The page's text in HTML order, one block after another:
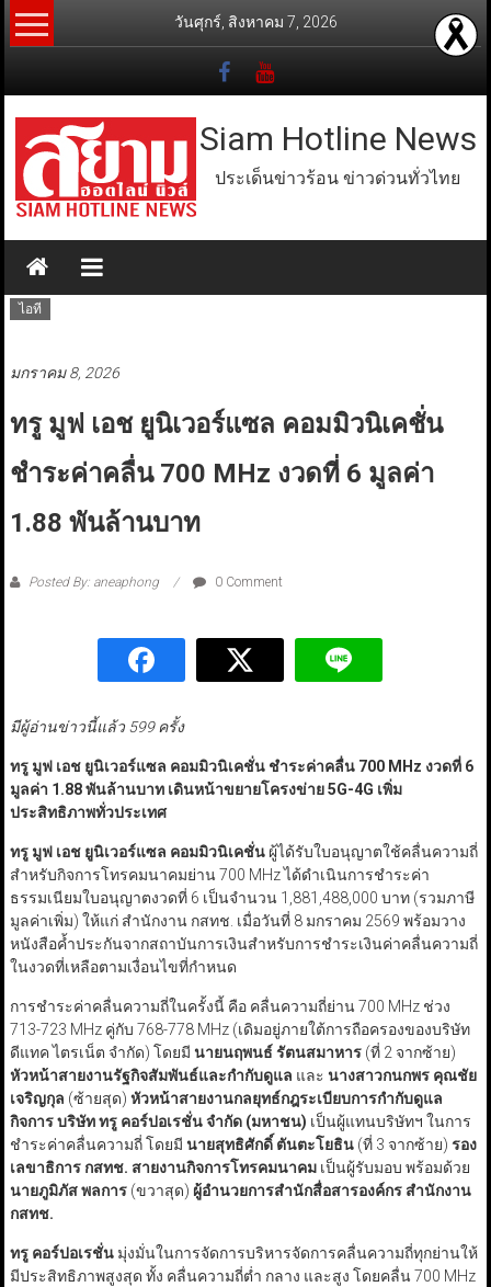
Skip
to
วันศุกร์, สิงหาคม 7, 2026
Siam Hotline News
ประเด็นข่าวร้อน ข่าวด่วนทั่วไทย
ไอที
มกราคม 8, 2026
ทรู มูฟ เอช ยูนิเวอร์แซล คอมมิวนิเคชั่น
ชำระค่าคลื่น 700 MHz งวดที่ 6 มูลค่า
1.88 พันล้านบาท
Posted By: aneaphong 0 Comment
มีผู้อ่านข่าวนี้แล้ว 599 ครั้ง
ทรู มูฟ เอช ยูนิเวอร์แซล คอมมิวนิเคชั่น ชำระค่าคลื่น 700 MHz งวดที่ 6
มูลค่า 1.88 พันล้านบาท เดินหน้าขยายโครงข่าย 5G-4G เพิ่ม
ประสิทธิภาพทั่วประเทศ
ทรู มูฟ เอช ยูนิเวอร์แซล คอมมิวนิเคชั่นผู้ได้รับใบอนุญาตใช้คลื่นความถี่
สำหรับกิจการโทรคมนาคมย่าน 700 MHz ได้ดำเนินการชำระค่า
ธรรมเนียมใบอนุญาตงวดที่ 6 เป็นจำนวน 1,881,488,000 บาท (รวมภาษี
มูลค่าเพิ่ม) ให้แก่ สำนักงาน กสทช. เมื่อวันที่ 8 มกราคม 2569 พร้อมวาง
หนังสือค้ำประกันจากสถาบันการเงินสำหรับการชำระเงินค่าคลื่นความถี่
ในงวดที่เหลือตามเงื่อนไขที่กำหนด
การชำระค่าคลื่นความถี่ในครั้งนี้ คือ คลื่นความถี่ย่าน 700 MHz ช่วง
713-723 MHz คู่กับ 768-778 MHz (เดิมอยู่ภายใต้การถือครองของบริษัท
ดีแทค ไตรเน็ต จำกัด) โดยมี นายนฤพนธ์ รัตนสมาหาร(ที่ 2 จากซ้าย)
หัวหน้าสายงานรัฐกิจสัมพันธ์และกำกับดูแล และ นางสาวกนกพร คุณชัย
เจริญกุล (ซ้ายสุด) หัวหน้าสายงานกลยุทธ์กฎระเบียบการกำกับดูแล
กิจการ บริษัท ทรู คอร์ปอเรชั่น จำกัด (มหาชน) เป็นผู้แทนบริษัทฯ ในการ
ชำระค่าคลื่นความถี่ โดยมี นายสุทธิศักดิ์ ตันตะโยธิน(ที่ 3 จากซ้าย) รอง
เลขาธิการ กสทช. สายงานกิจการโทรคมนาคมเป็นผู้รับมอบ พร้อมด้วย
นายภูมิภัส พลการ(ขวาสุด) ผู้อำนวยการสำนักสื่อสารองค์กร สำนักงาน
กสทช.
ทรู คอร์ปอเรชั่นมุ่งมั่นในการจัดการบริหารจัดการคลื่นความถี่ทุกย่านให้
มีประสิทธิภาพสูงสุด ทั้ง คลื่นความถี่ต่ำ กลาง และสูง โดยคลื่น 700 MHz